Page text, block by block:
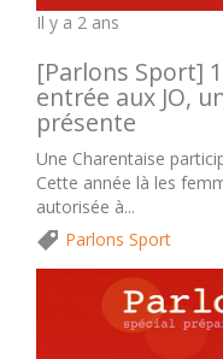
Il y a 2 ans
[Parlons Sport]
entrée aux JO,
présente
Une Charentaise
Cette année là les
autorisée à...
Parlons Sport